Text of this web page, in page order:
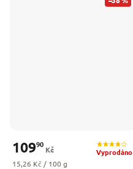
Vyprodáno
10990
Kč
Měrná cena:
15,26 Kč / 100 g